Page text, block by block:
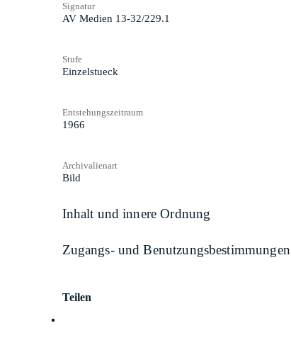
Signatur
AV Medien 13-32/229.1
Stufe
Einzelstueck
Entstehungszeitraum
1966
Archivalienart
Bild
Inhalt und innere Ordnung
Zugangs- und Benutzungsbestimmungen
Teilen